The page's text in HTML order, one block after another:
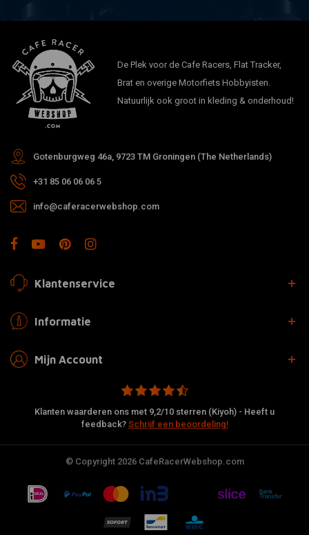
De Plek voor de Cafe Racers, Flat Tracker,
Brat en overige Motorfiets Hobbyisten.
Natuurlijk ook groot in kleding & onderhoud!
Gotenburgweg 46a, 9723 TM Groningen (The Netherlands)
+31 85 06 06 06 5
info@caferacerwebshop.com
Klantenservice
Informatie
Mijn Account
Klanten waarderen ons met 9,2/10 sterren (Kiyoh) - Heeft u
feedback? Schrijf een beoordeling!
© Copyright 2026 CafeRacerWebshop.com